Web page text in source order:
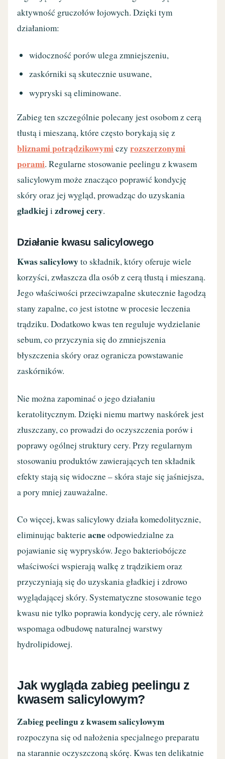
aktywność gruczołów łojowych. Dzięki tym
działaniom:
widoczność porów ulega zmniejszeniu,
zaskórniki są skutecznie usuwane,
wypryski są eliminowane.
Zabieg ten szczególnie polecany jest osobom z cerą
tłustą i mieszaną, które często borykają się z
bliznami potrądzikowymiczyrozszerzonymi
porami. Regularne stosowanie peelingu z kwasem
salicylowym może znacząco poprawić kondycję
skóry oraz jej wygląd, prowadząc do uzyskania
gładkiej izdrowej cery.
Działanie kwasu salicylowego
Kwas salicylowyto składnik, który oferuje wiele
korzyści, zwłaszcza dla osób z cerą tłustą i mieszaną.
Jego właściwości przeciwzapalne skutecznie łagodzą
stany zapalne, co jest istotne w procesie leczenia
trądziku. Dodatkowo kwas ten reguluje wydzielanie
sebum, co przyczynia się do zmniejszenia
błyszczenia skóry oraz ogranicza powstawanie
zaskórników.
Nie można zapominać o jego działaniu
keratolitycznym. Dzięki niemu martwy naskórek jest
złuszczany, co prowadzi do oczyszczenia porów i
poprawy ogólnej struktury cery. Przy regularnym
stosowaniu produktów zawierających ten składnik
efekty stają się widoczne – skóra staje się jaśniejsza,
a pory mniej zauważalne.
Co więcej, kwas salicylowy działa komedolitycznie,
eliminując bakterieacneodpowiedzialne za
pojawianie się wyprysków. Jego bakteriobójcze
właściwości wspierają walkę z trądzikiem oraz
przyczyniają się do uzyskania gładkiej i zdrowo
wyglądającej skóry. Systematyczne stosowanie tego
kwasu nie tylko poprawia kondycję cery, ale również
wspomaga odbudowę naturalnej warstwy
hydrolipidowej.
Jak wygląda zabieg peelingu z
kwasem salicylowym?
Zabieg peelingu z kwasem salicylowym
rozpoczyna się od nałożenia specjalnego preparatu
na starannie oczyszczoną skórę. Kwas ten delikatnie